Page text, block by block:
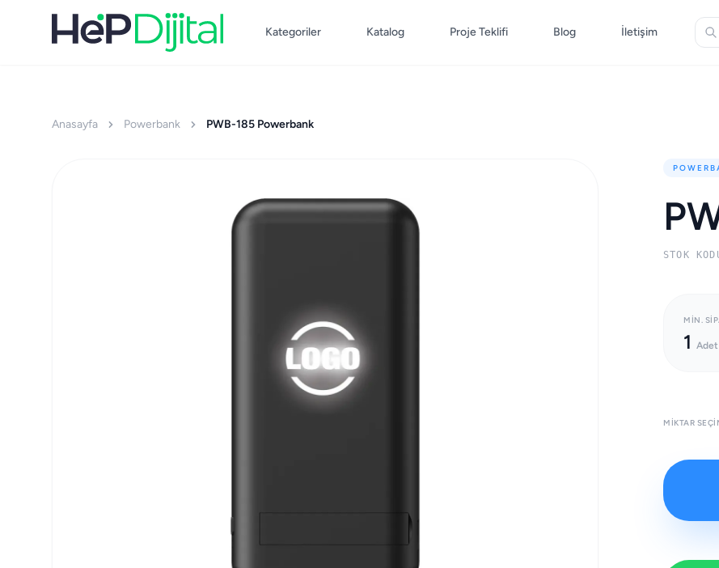
Kategoriler Katalog Proje Teklifi Blog İletişim
Anasayfa Powerbank PWB-185 Powerbank
STOK
MIN.
1 Adet
MIKTAR